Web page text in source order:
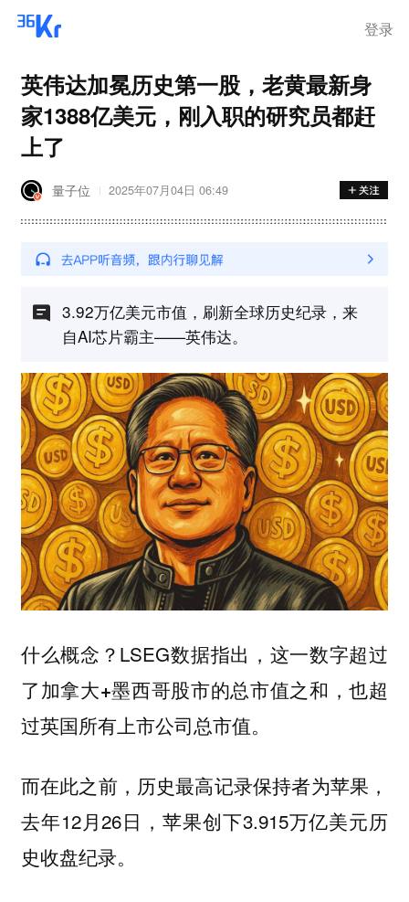
登录
英伟达加冕历史第一股，老黄最新身
家1388亿美元，刚入职的研究员都赶
上了
量子位 2025年07月04日 06:49
3.92万亿美元市值，刷新全球历史纪录，来
自AI芯片霸主——英伟达。
什么概念？LSEG数据指出，这一数字超过
了加拿大+墨西哥股市的总市值之和 ，也超
过英国所有上市公司总市值。
而在此之前，历史最高记录保持者为苹果 ，
去年12月26日，苹果创下3.915万亿美元历
史收盘纪录。